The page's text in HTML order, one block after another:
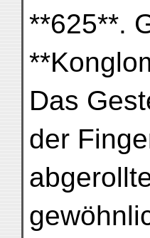
**625**.
Das
der